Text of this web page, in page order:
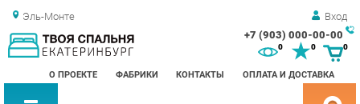
Эль-Монте Вход
+7 (903) 000-00-00
О ПРОЕКТЕ ФАБРИКИ КОНТАКТЫ ОПЛАТА И ДОСТАВКА
0 0